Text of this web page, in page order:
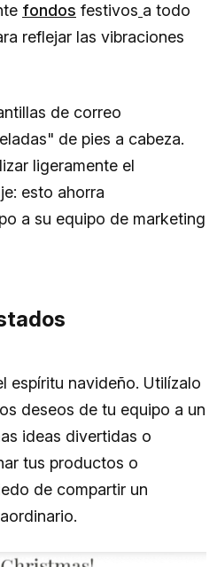
fondos festivos a todo
reflejar las vibraciones
de correo
de pies a cabeza.
ligeramente el
esto ahorra
a su equipo de marketing
espíritu navideño. Utilízalo
deseos de tu equipo a un
ideas divertidas o
tus productos o
de compartir un